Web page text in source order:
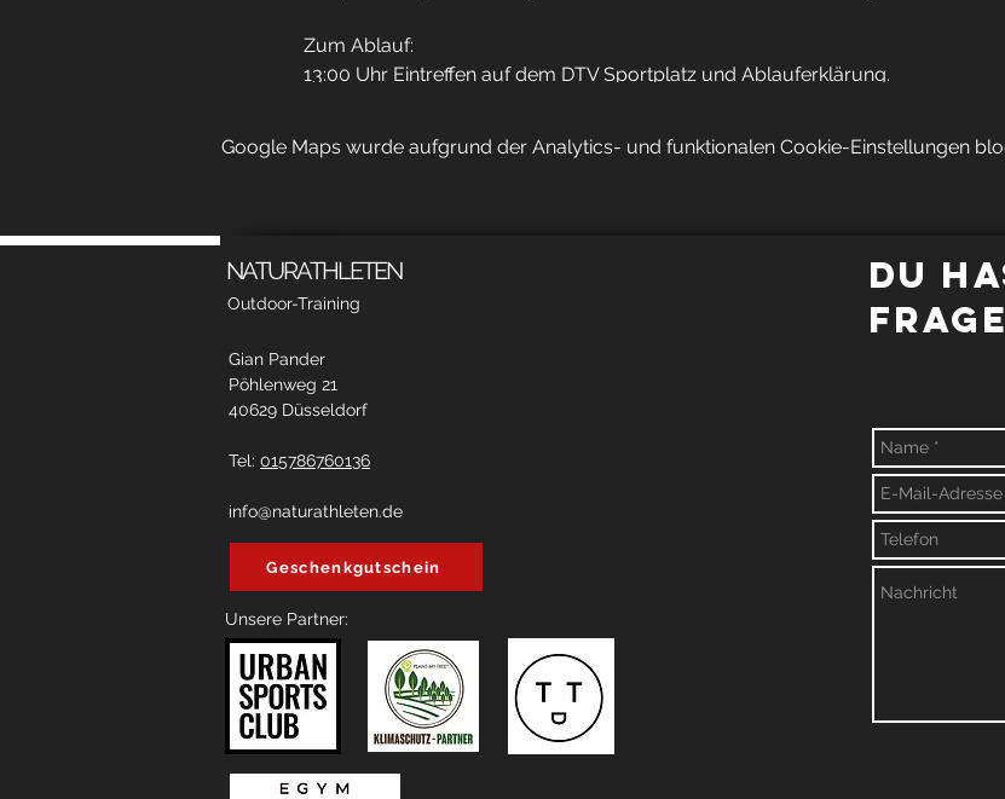
Zum Ablauf:
13:00 Uhr Eintreffen auf dem DTV Sportplatz und Ablauferklärung.
-> Wegen Corona können wir leider kein anschließendes Grillen anbieten, ein
Google Maps wurde aufgrund der Analytics- und funktionalen Cookie-Einstellungen
NATURATHLETEN
Outdoor-Training
Gian Pander
Pöhlenweg 21
40629 Düsseldorf
Tel: 015786760136
info@naturathleten.de
Geschenkgutschein
Unsere Partner:
Du